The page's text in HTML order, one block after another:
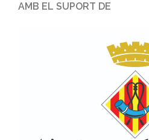
AMB EL SUPORT DE